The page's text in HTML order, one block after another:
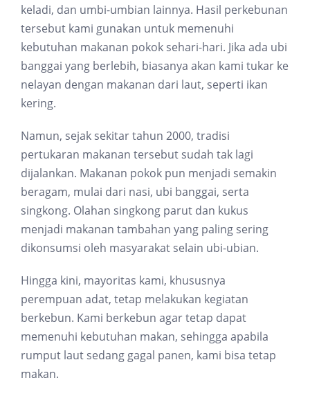
keladi, dan umbi-umbian lainnya. Hasil perkebunan
tersebut kami gunakan untuk memenuhi
kebutuhan makanan pokok sehari-hari. Jika ada ubi
banggai yang berlebih, biasanya akan kami tukar ke
nelayan dengan makanan dari laut, seperti ikan
kering.
Namun, sejak sekitar tahun 2000, tradisi
pertukaran makanan tersebut sudah tak lagi
dijalankan. Makanan pokok pun menjadi semakin
beragam, mulai dari nasi, ubi banggai, serta
singkong. Olahan singkong parut dan kukus
menjadi makanan tambahan yang paling sering
dikonsumsi oleh masyarakat selain ubi-ubian.
Hingga kini, mayoritas kami, khususnya
perempuan adat, tetap melakukan kegiatan
berkebun. Kami berkebun agar tetap dapat
memenuhi kebutuhan makan, sehingga apabila
rumput laut sedang gagal panen, kami bisa tetap
makan.